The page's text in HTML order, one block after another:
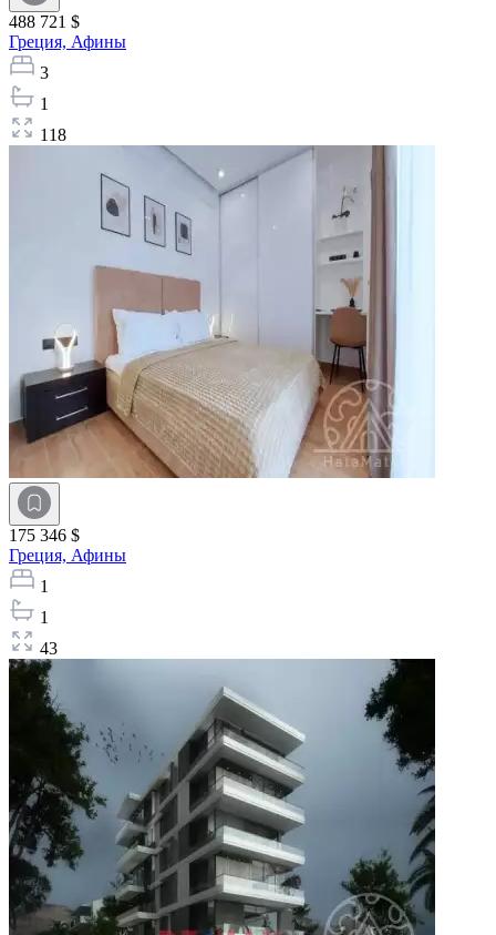
488 721 $
Греция, Афины
3
1
118
175 346 $
Греция, Афины
1
1
43